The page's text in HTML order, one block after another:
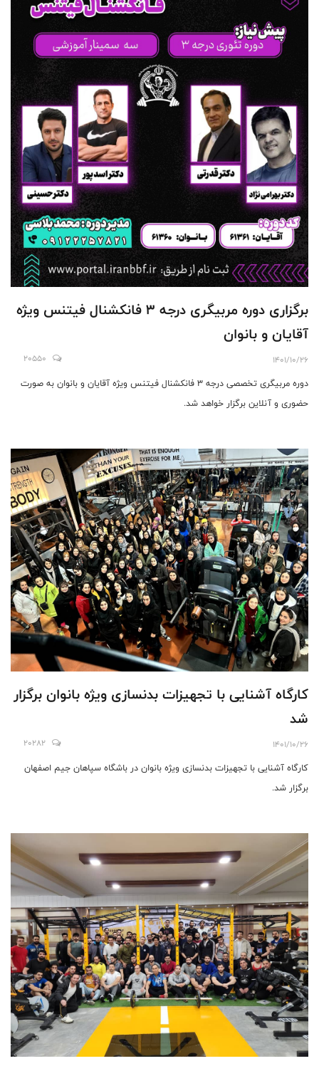
برگزاری دوره مربیگری درجه 3 فانکشنال فیتنس ویژه
آقایان و بانوان
1401/10/26
20550
دوره مربیگری تخصصی درجه 3 فانکشنال فیتنس ویژه آقایان و بانوان به صورت
حضوری و آنلاین برگزار خواهد شد.
کارگاه آشنایی با تجهیزات بدنسازی ویژه بانوان برگزار
شد
1401/10/26
20282
کارگاه آشنایی با تجهیزات بدنسازی ویژه بانوان در باشگاه سپاهان جیم اصفهان
برگزار شد.